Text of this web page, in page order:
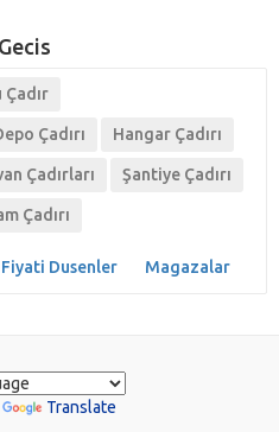
Çadır
Çadırı Hangar Çadırı
Çadırları Şantiye Çadırı
Çadırı
Fiyati Dusenler Magazalar
Translate